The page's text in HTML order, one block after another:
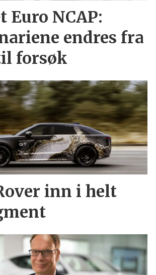
Euro NCAP:
endres fra
forsøk
inn i helt